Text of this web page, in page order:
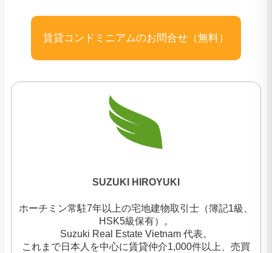
賃貸コンドミニアムのお問合せ（無料）
SUZUKI HIROYUKI
ホーチミン常駐7年以上の宅地建物取引士（簿記1級、
HSK5級保有）。
Suzuki Real Estate Vietnam 代表。
これまで日本人を中心に賃貸仲介1,000件以上、売買